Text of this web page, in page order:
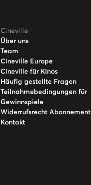
Cineville
Über uns
Team
Cineville Europe
Cineville für Kinos
Häufig gestellte Fragen
Teilnahmebedingungen für
Gewinnspiele
Widerrufsrecht Abonnement
Kontakt